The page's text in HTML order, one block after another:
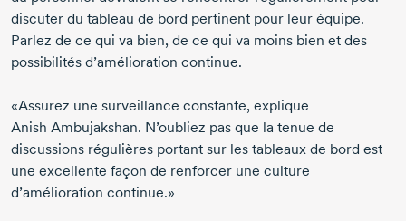
discuter du tableau de bord pertinent pour leur équipe.
Parlez de ce qui va bien, de ce qui va moins bien et des
possibilités d’amélioration continue.
«Assurez une surveillance constante, explique
Anish Ambujakshan. N’oubliez pas que la tenue de
discussions régulières portant sur les tableaux de bord est
une excellente façon de renforcer une culture
d’amélioration continue.»